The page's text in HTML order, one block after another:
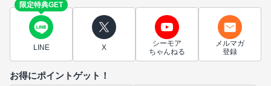
限定特典GET
LINE X
シーモア
ちゃんねる
メルマガ
登録
お得にポイントゲット！